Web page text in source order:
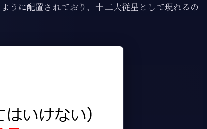
うに配置されており、十二大従星として現れるの